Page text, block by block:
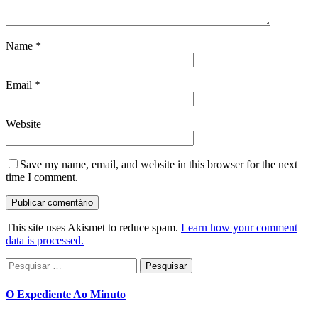
Name *
Email *
Website
Save my name, email, and website in this browser for the next
time I comment.
This site uses Akismet to reduce spam. Learn how your comment
data is processed.
Pesquisar
por:
O Expediente Ao Minuto